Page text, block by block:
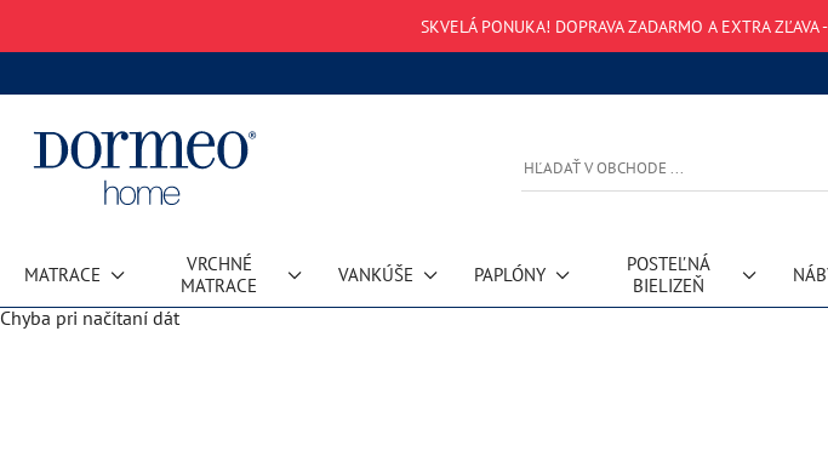
SKVELÁ PONUKA! DOPRAVA ZADARMO A EXTRA
MATRACE
VRCHNÉ
MATRACE
VANKÚŠE PAPLÓNY
POSTEĽNÁ
BIELIZEŇ
Chyba pri načítaní dát